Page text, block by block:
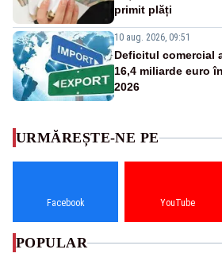
primit plăți
10 aug. 2026, 09:51
Deficitul comercial
16,4 miliarde euro
2026
URMĂREȘTE-NE PE
Facebook YouTube
POPULAR